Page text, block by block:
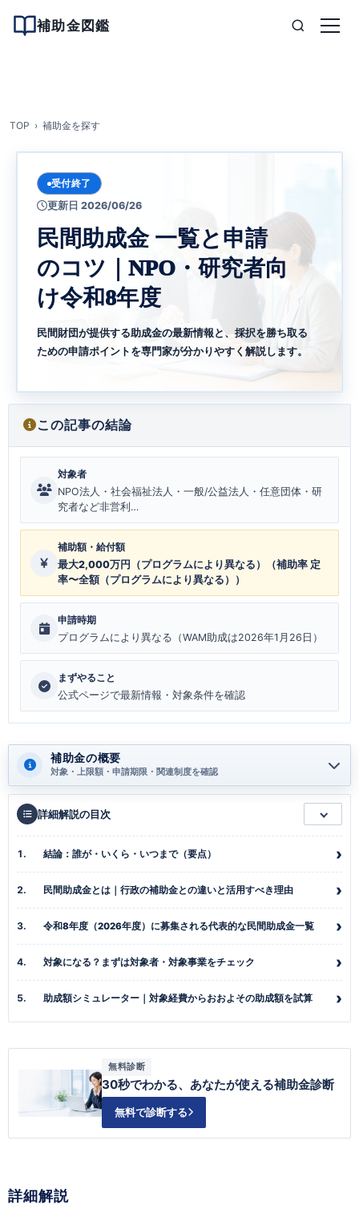
補助金図鑑
TOP 補助金を探す
受付終了
更新日 2026/06/26
民間助成金 一覧と申請
のコツ｜NPO・研究者向
け令和8年度
民間財団が提供する助成金の最新情報と、採択を勝ち取る
ための申請ポイントを専門家が分かりやすく解説します。
この記事の結論
対象者
NPO法人・社会福祉法人・一般/公益法人・任意団体・研
究者など非営利…
補助額・給付額
最大2,000万円（プログラムにより異なる）（補助率 定
率〜全額（プログラムにより異なる））
申請時期
プログラムにより異なる（WAM助成は2026年1月26日）
まずやること
公式ページで最新情報・対象条件を確認
補助金の概要
対象・上限額・申請期限・関連制度を確認
詳細解説の目次
結論：誰が・いくら・いつまで（要点）
民間助成金とは｜行政の補助金との違いと活用すべき理由
令和8年度（2026年度）に募集される代表的な民間助成金一覧
対象になる？まずは対象者・対象事業をチェック
助成額シミュレーター｜対象経費からおおよその助成額を試算
無料診断
30秒でわかる、あなたが使える補助金診断
無料で診断する
詳細解説